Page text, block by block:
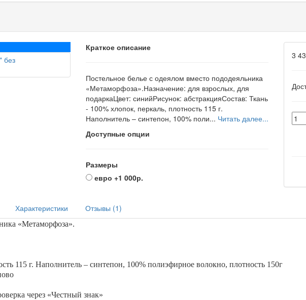
Краткое описание
Постельное белье с одеялом вместо пододеяльника
«Метаморфоза».Назначение: для взрослых, для
подаркаЦвет: синийРисунок: абстракцияСостав: Ткань
- 100% хлопок, перкаль, плотность 115 г.
Наполнитель – синтепон, 100% поли... Читать далее...
Доступные опции
Размеры
евро +1 000р.
3
Характеристики Отзывы (1)
«Метаморфоза».
115 г. Наполнитель – синтепон, 100% полиэфирное волокно, плотность 150г
через «Честный знак»